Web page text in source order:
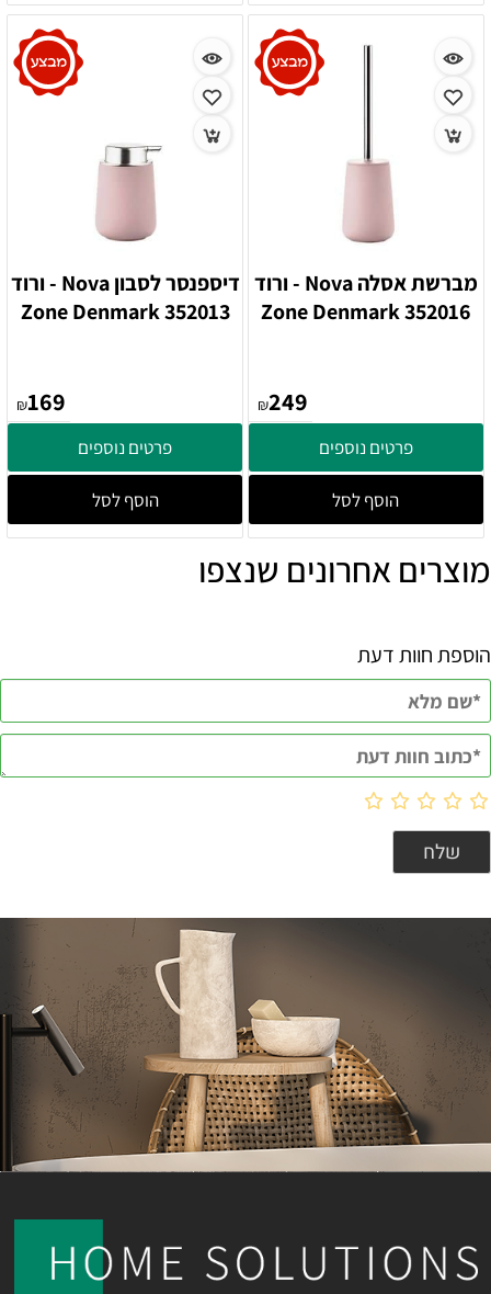
מברשת אסלה Nova - ורוד
352016 Zone Denmark
₪249
פרטים נוספים
הוסף לסל
דיספנסר לסבון Nova - ורוד
352013 Zone Denmark
₪169
פרטים נוספים
הוסף לסל
מוצרים אחרונים שנצפו
הוספת חוות דעת